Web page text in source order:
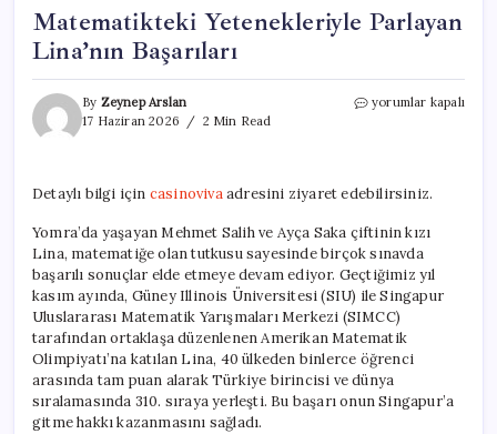
Matematikteki Yetenekleriyle Parlayan
Lina’nın Başarıları
By Zeynep Arslan
17 Haziran 2026
2 Min Read
Matematikteki
için
yorumlar kapalı
Detaylı bilgi için casinovivaadresini ziyaret edebilirsiniz.
Yomra’da yaşayan Mehmet Salih ve Ayça Saka çiftinin kızı
Lina, matematiğe olan tutkusu sayesinde birçok sınavda
başarılı sonuçlar elde etmeye devam ediyor. Geçtiğimiz yıl
kasım ayında, Güney Illinois Üniversitesi (SIU) ile Singapur
Uluslararası Matematik Yarışmaları Merkezi (SIMCC)
tarafından ortaklaşa düzenlenen Amerikan Matematik
Olimpiyatı’na katılan Lina, 40 ülkeden binlerce öğrenci
arasında tam puan alarak Türkiye birincisi ve dünya
sıralamasında 310. sıraya yerleşti. Bu başarı onun Singapur’a
gitme hakkı kazanmasını sağladı.